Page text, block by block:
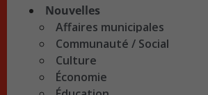
Nouvelles
Affaires municipales
Communauté / Social
Culture
Économie